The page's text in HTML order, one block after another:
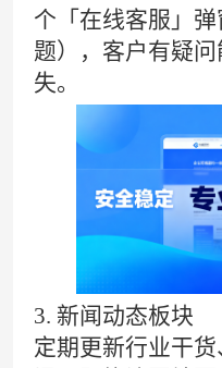
个「在线客服」
题），客户有疑
失。
3. 新闻动态板块
定期更新行业干